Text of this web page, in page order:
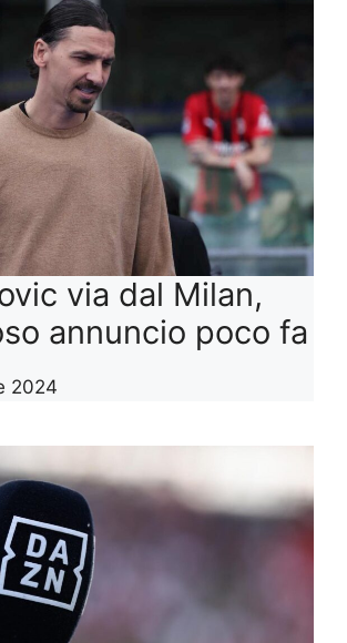
via dal Milan,
annuncio poco fa
2024